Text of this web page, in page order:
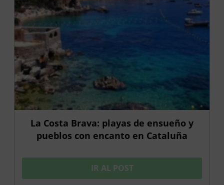
La Costa Brava: playas de ensueño y
pueblos con encanto en Cataluña
IR AL POST